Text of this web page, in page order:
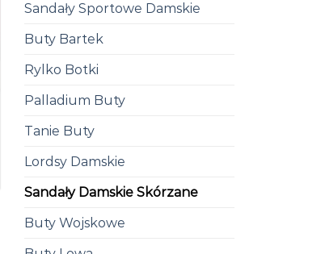
Sandały Sportowe Damskie
Buty Bartek
Rylko Botki
Palladium Buty
Tanie Buty
Lordsy Damskie
Sandały Damskie Skórzane
Buty Wojskowe